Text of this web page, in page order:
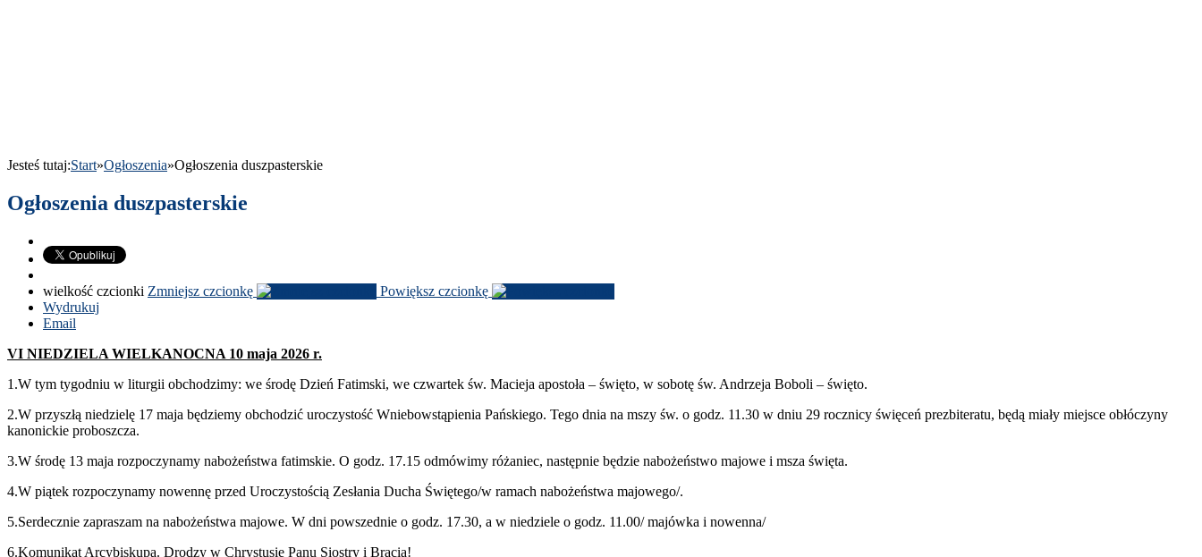
Jesteś tutaj:Start»Ogłoszenia»Ogłoszenia dusz­paster­skie
Ogłoszenia duszpasterskie
wielkość czcionki Zmniejsz czcionkę
Pow­iększ czcionkę
Wydrukuj
Email
VI NIEDZIELA WIELKA­NOCNA 10 maja 2026 r.
1 .W tym tygod­niu w liturgii obchodz­imy: we środę Dzień Fatim­ski, we czwartek św. Macieja apos­toła – święto, w sobotę św. Andrzeja Boboli – święto.
2.W przyszłą niedzielę 17 maja będziemy obchodzić uroczys­tość Wniebow­stąpi­enia Pańskiego. Tego dnia na mszy św. o godz. 11 .30 w dniu 29 rocznicy święceń prezbit­er­atu, będą miały miejsce obłóczyny
kanon­ickie proboszcza.
3.W środę 13 maja rozpoczy­namy nabożeństwa fatim­skie. O godz. 17.15 odmówimy różaniec, następ­nie będzie nabożeństwo majowe i msza święta.
4.W piątek rozpoczy­namy nowennę przed Uroczys­toś­cią Zesła­nia Ducha Świętego/​w ramach nabożeństwa majowego/.
5.Serdecznie zapraszam na nabożeństwa majowe. W dni powszed­nie o godz. 17.30, a w niedziele o godz. 11 .00/ majówka i nowenna/
6.Komunikat Arcy­biskupa. Drodzy w Chrys­tusie Panu Siostry i Bracia!